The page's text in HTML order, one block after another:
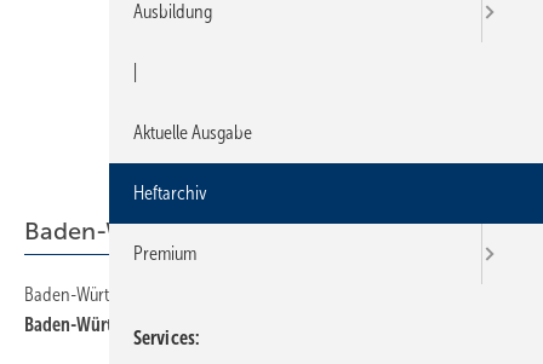
Baden-Württemberg
Baden-Württemberg
Baden-Württemberg
Ausbildung
Aktuelle Ausgabe
Heftarchiv
Premium
Services